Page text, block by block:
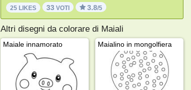
25 LIKES 33 VOTI 3.8/5
Altri disegni da colorare di Maiali
Maiale innamorato Maialino in mongolfiera